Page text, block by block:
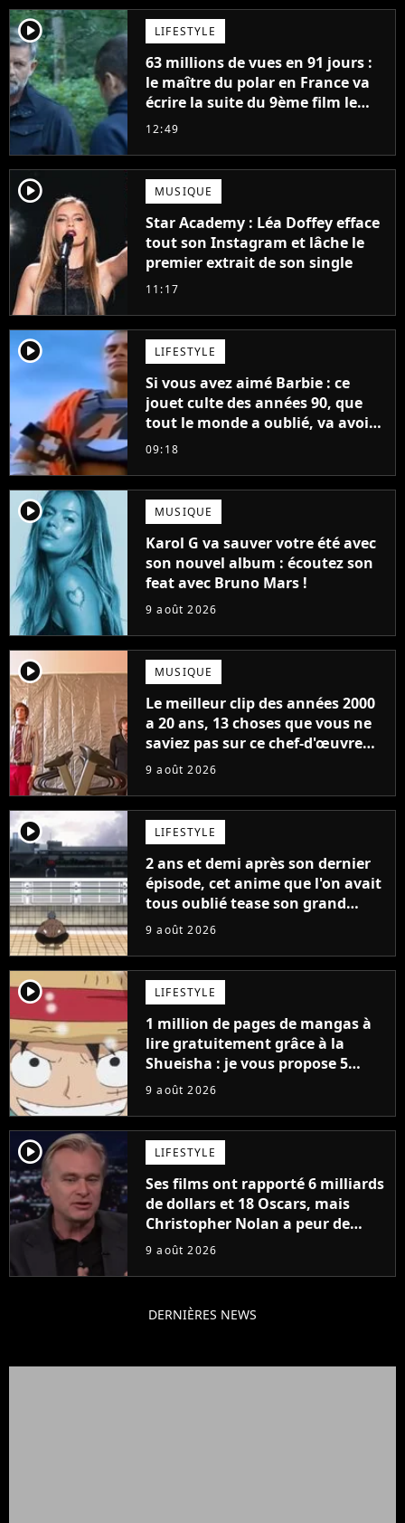
player2 LIFESTYLE
63 millions de vues en 91 jours :
le maître du polar en France va
écrire la suite du 9ème film le
plus regardé sur Netflix
12:49
player2 MUSIQUE
Star Academy : Léa Doffey efface
tout son Instagram et lâche le
premier extrait de son single
11:17
player2 LIFESTYLE
Si vous avez aimé Barbie : ce
jouet culte des années 90, que
tout le monde a oublié, va avoir
un film
09:18
player2 MUSIQUE
Karol G va sauver votre été avec
son nouvel album : écoutez son
feat avec Bruno Mars !
9 août 2026
player2 MUSIQUE
Le meilleur clip des années 2000
a 20 ans, 13 choses que vous ne
saviez pas sur ce chef-d'œuvre
qui a révolutionné YouTube
9 août 2026
player2 LIFESTYLE
2 ans et demi après son dernier
épisode, cet anime que l'on avait
tous oublié tease son grand
retour
9 août 2026
player2 LIFESTYLE
1 million de pages de mangas à
lire gratuitement grâce à la
Shueisha : je vous propose 5
mangas jamais sortis en France
9 août 2026
player2 LIFESTYLE
Ses films ont rapporté 6 milliards
de dollars et 18 Oscars, mais
Christopher Nolan a peur de
tourner un genre de films très
9 août 2026
DERNIÈRES NEWS